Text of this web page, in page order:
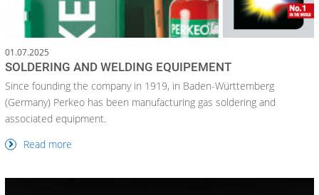
01.07.2025
SOLDERING AND WELDING EQUIPEMENT
Since founding the company in 1919, in Baden-Württemberg
(Germany) Perkeo has been manufacturing gas soldering and
associated equipment.
Read more